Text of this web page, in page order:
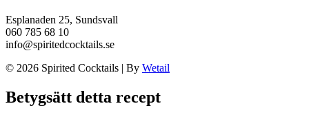
Esplanaden 25, Sundsvall
060 785 68 10
info@spiritedcocktails.se
© 2026 Spirited Cocktails | By Wetail
Betygsätt detta recept